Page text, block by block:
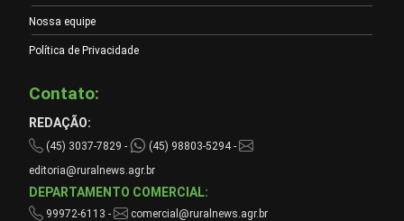
Nossa equipe
Política de Privacidade
Contato:
REDAÇÃO:
(45) 3037-7829 -
(45) 98803-5294 -
editoria@ruralnews.agr.br
DEPARTAMENTO COMERCIAL:
99972-6113 - comercial@ruralnews.agr.br